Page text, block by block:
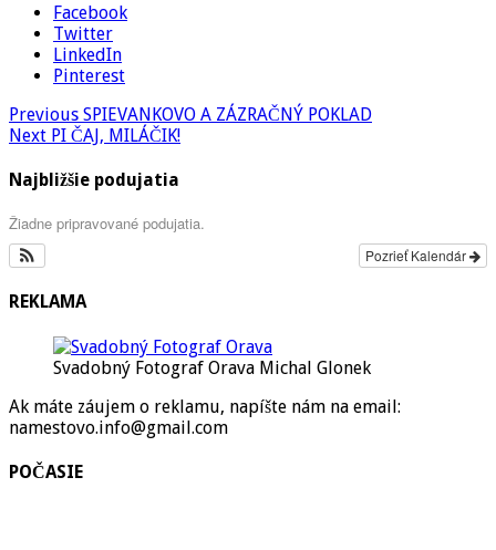
Facebook
Twitter
LinkedIn
Pinterest
Previous SPIEVANKOVO A ZÁZRAČNÝ POKLAD
Next PI ČAJ, MILÁČIK!
Najbližšie podujatia
Žiadne pripravované podujatia.
Pozrieť Kalendár
REKLAMA
Svadobný Fotograf Orava Michal Glonek
Ak máte záujem o reklamu, napíšte nám na email:
namestovo.info@gmail.com
POČASIE